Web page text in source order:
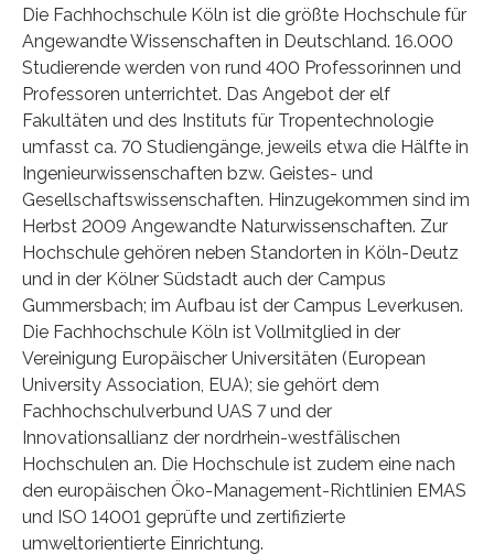
Die Fachhochschule Köln ist die größte Hochschule für
Angewandte Wissenschaften in Deutschland. 16.000
Studierende werden von rund 400 Professorinnen und
Professoren unterrichtet. Das Angebot der elf
Fakultäten und des Instituts für Tropentechnologie
umfasst ca. 70 Studiengänge, jeweils etwa die Hälfte in
Ingenieurwissenschaften bzw. Geistes- und
Gesellschaftswissenschaften. Hinzugekommen sind im
Herbst 2009 Angewandte Naturwissenschaften. Zur
Hochschule gehören neben Standorten in Köln-Deutz
und in der Kölner Südstadt auch der Campus
Gummersbach; im Aufbau ist der Campus Leverkusen.
Die Fachhochschule Köln ist Vollmitglied in der
Vereinigung Europäischer Universitäten (European
University Association, EUA); sie gehört dem
Fachhochschulverbund UAS 7 und der
Innovationsallianz der nordrhein-westfälischen
Hochschulen an. Die Hochschule ist zudem eine nach
den europäischen Öko-Management-Richtlinien EMAS
und ISO 14001 geprüfte und zertifizierte
umweltorientierte Einrichtung.